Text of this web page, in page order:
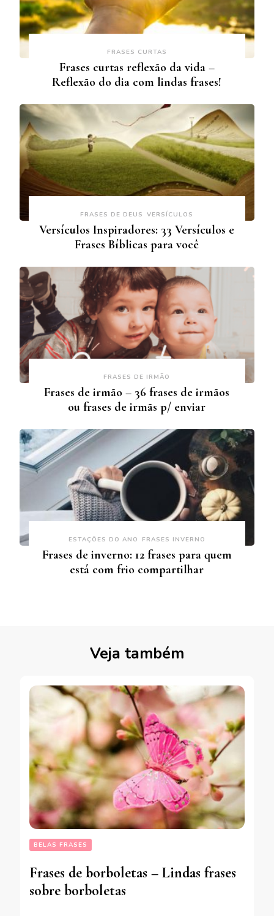
FRASES CURTAS
Frases curtas reflexão da vida –
Reflexão do dia com lindas frases!
FRASES DE DEUS VERSÍCULOS
Versículos Inspiradores: 33 Versículos e
Frases Bíblicas para você
FRASES DE IRMÃO
Frases de irmão – 36 frases de irmãos
ou frases de irmãs p/ enviar
ESTAÇÕES DO ANO FRASES INVERNO
Frases de inverno: 12 frases para quem
está com frio compartilhar
Veja também
BELAS FRASES
Frases de borboletas – Lindas frases
sobre borboletas